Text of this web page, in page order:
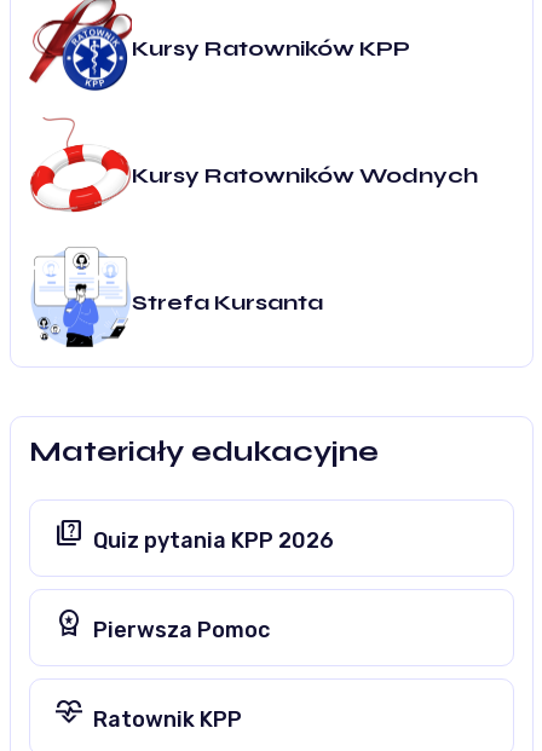
Kursy Ratowników KPP
Kursy Ratowników Wodnych
Strefa Kursanta
Materiały edukacyjne
quiz Quiz pytania KPP 2026
workspace_premium Pierwsza Pomoc
cardiology Ratownik KPP